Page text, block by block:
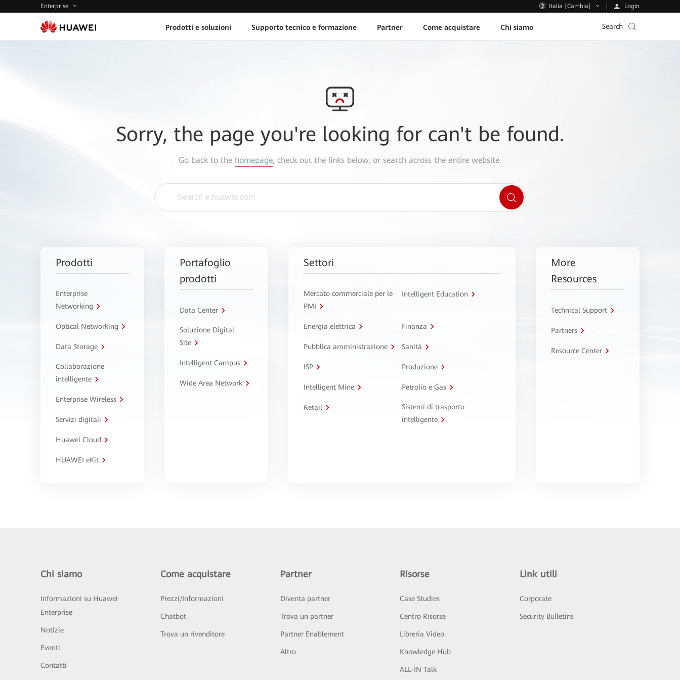
Enterprise Italia [Cambia] Login
Prodotti e soluzioni Supporto tecnico e formazione Partner Come acquistare Chi siamo Search
Sorry, the page you're looking for can't be found.
Go back to the homepage, check out the links below, or search across the entire website.
Prodotti
Enterprise
Networking
Optical Networking
Data Storage
Collaborazione
intelligente
Enterprise Wireless
Servizi digitali
Huawei Cloud
HUAWEI eKit
Portafoglio
prodotti
Data Center
Soluzione Digital
Site
Intelligent Campus
Wide Area Network
Settori
Mercato commerciale per le
PMI
Intelligent Education
Energia elettrica Finanza
Pubblica amministrazione Sanità
ISP Produzione
Intelligent Mine Petrolio e Gas
Retail
Sistemi di trasporto
intelligente
More
Resources
Technical Support
Partners
Resource Center
Chi siamo
Informazioni su Huawei
Enterprise
Notizie
Eventi
Contatti
Come acquistare
Prezzi/Informazioni
Chatbot
Trova un rivenditore
Partner
Diventa partner
Trova un partner
Partner Enablement
Altro
Risorse
Case Studies
Centro Risorse
Libreria Video
Knowledge Hub
ALL-IN Talk
Link utili
Corporate
Security Bulletins